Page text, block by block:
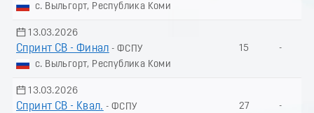
с. Выльгорт, Республика Коми
13.03.2026
Спринт СВ - Финал - ФСПУ
с. Выльгорт, Республика Коми
15 -
13.03.2026
Спринт СВ - Квал. - ФСПУ
27 -